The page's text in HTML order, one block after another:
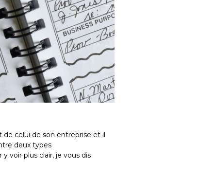
de celui de son entreprise et il
deux types
voir plus clair, je vous dis